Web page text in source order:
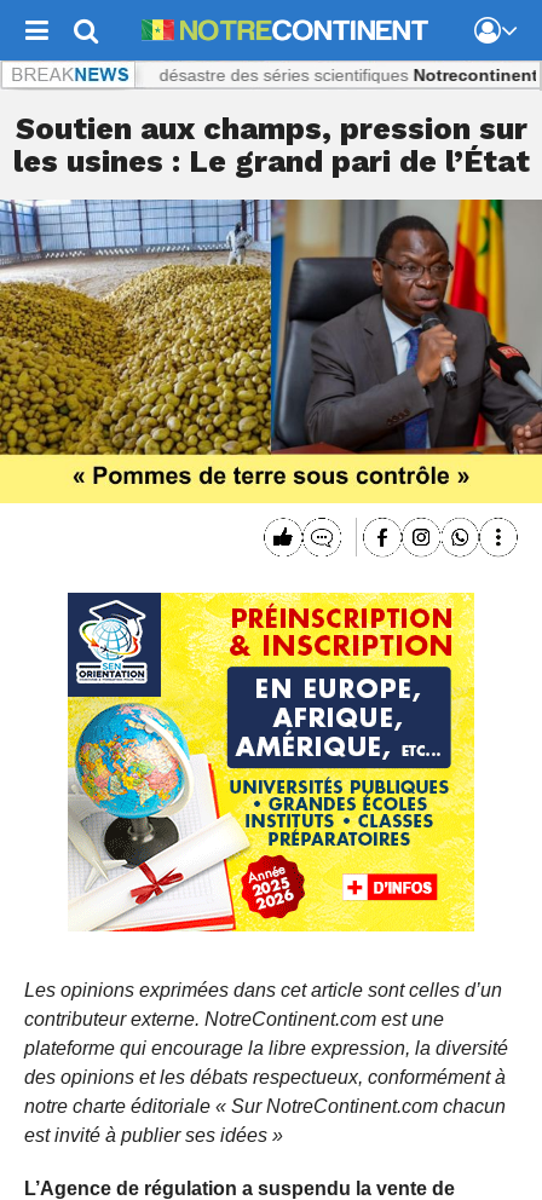
recette du désastre des séries scientifiques Notrecontinent.com :
Soutien aux champs, pression sur
les usines : Le grand pari de l’État
Les opinions exprimées dans cet article sont celles d’un
contributeur externe. NotreContinent.com est une
plateforme qui encourage la libre expression, la diversité
des opinions et les débats respectueux, conformément à
notre charte éditoriale « Sur NotreContinent.com chacun
est invité à publier ses idées »
L’Agence de régulation a suspendu la vente de